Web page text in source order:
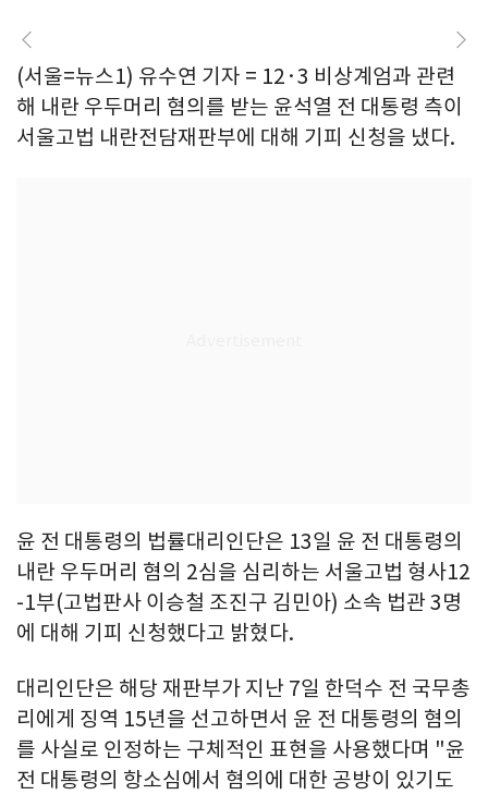
(서울=뉴스1) 유수연 기자 = 12·3 비상계엄과 관련
해 내란 우두머리 혐의를 받는 윤석열 전 대통령 측이
서울고법 내란전담재판부에 대해 기피 신청을 냈다.
윤 전 대통령의 법률대리인단은 13일 윤 전 대통령의
내란 우두머리 혐의 2심을 심리하는 서울고법 형사12
-1부(고법판사 이승철 조진구 김민아) 소속 법관 3명
에 대해 기피 신청했다고 밝혔다.
대리인단은 해당 재판부가 지난 7일 한덕수 전 국무총
리에게 징역 15년을 선고하면서 윤 전 대통령의 혐의
를 사실로 인정하는 구체적인 표현을 사용했다며 "윤
전 대통령의 항소심에서 혐의에 대한 공방이 있기도